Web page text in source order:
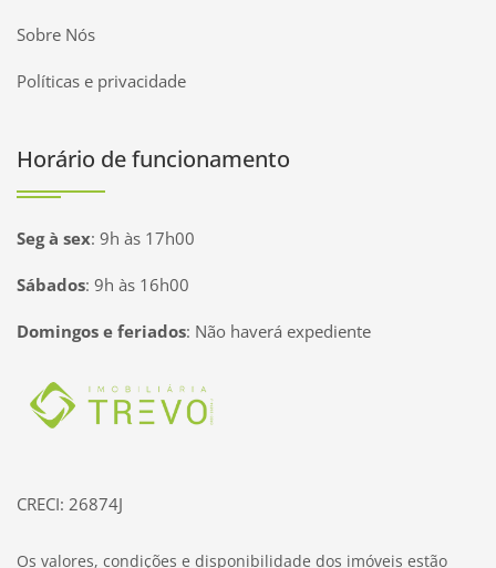
Sobre Nós
Políticas e privacidade
Horário de funcionamento
Seg à sex: 9h às 17h00
Sábados: 9h às 16h00
Domingos e feriados: Não haverá expediente
Página inicial
CRECI: 26874J
Os valores, condições e disponibilidade dos imóveis estão